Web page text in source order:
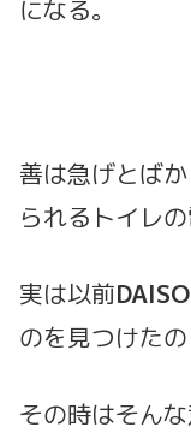
になる。
善は急げとば
られるトイレ
実は以前DAISO
のを見つけた
その時はそん